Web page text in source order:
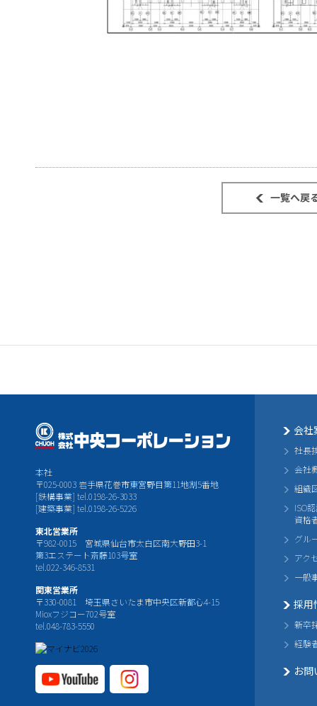
本社
〒025-0003 岩手県花巻市東宮野目第11地割5番地
[鉄構事業] tel.0198-26-3033
[建築事業] tel.0198-26-5226
東北営業所
〒982-0015 宮城県仙台市太白区南大野田3-1
第3エステート斎藤103号室
tel.022-346-8531
関東営業所
〒330-0081 埼玉県さいたま市中央区新都心4-15
Mioxフジコー702号室
tel.048-783-5550
会社
社長
会社
組織
ISO
資格
グル
アク
一般
採用
新卒
経験
お